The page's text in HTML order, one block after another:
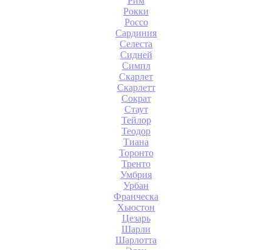
Рокки
Россо
Сардиния
Селеста
Сидней
Симпл
Скарлет
Скарлетт
Сократ
Стаут
Тейлор
Теодор
Тиана
Торонто
Тренто
Умбрия
Урбан
Франческа
Хьюстон
Цезарь
Шарли
Шарлотта